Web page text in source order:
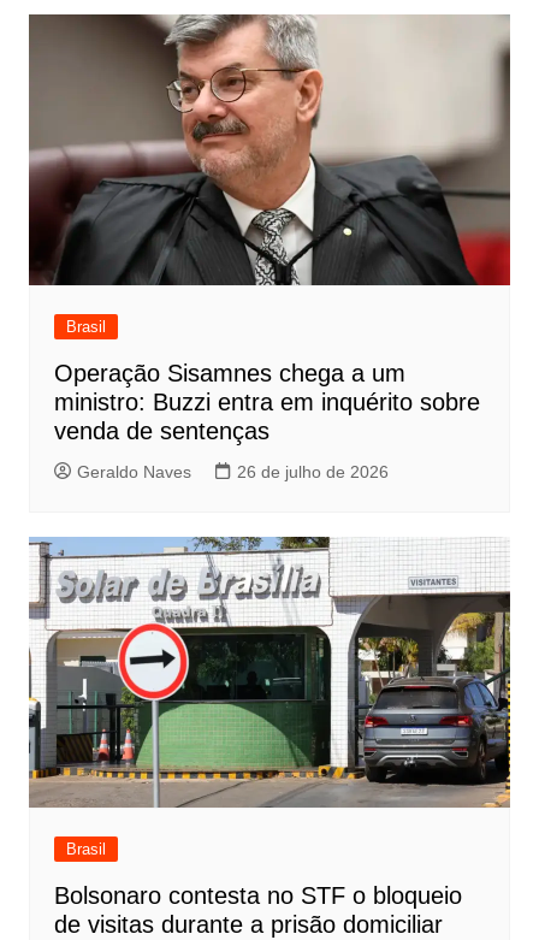
Post
Brasil
Operação Sisamnes chega a um
ministro: Buzzi entra em inquérito sobre
venda de sentenças
Geraldo Naves 26 de julho de 2026
Brasil
Bolsonaro contesta no STF o bloqueio
de visitas durante a prisão domiciliar